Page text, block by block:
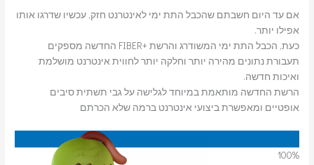
אם עד היום חשבתם שהכבל התת ימי לאינטרנט חזק, עכשיו שדרגו אותו
אפילו יותר.
כעת, הכבל התת ימי המשודרג והרשת +FIBER החדשה מספקים
תעבורת נתונים מהירה יותר וחלקה יותר לחווית אינטרנט מושלמת
ואיכות חדשה.
הרשת החדשה מותאמת במיוחד לגלישה על גבי תשתית סיבים
אופטיים ומאפשרת ביצועי אינטרנט ברמה שלא הכרתם
100%